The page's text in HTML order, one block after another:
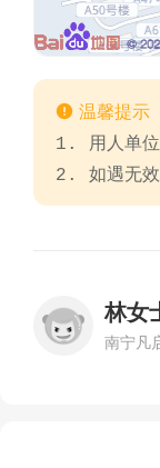
 温馨提示
1. 用人单位
2. 如遇无效
林女
南宁凡